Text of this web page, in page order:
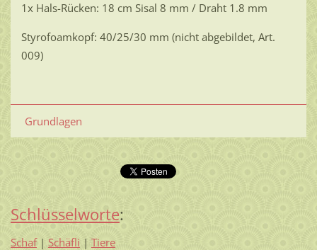
1x Hals-Rücken: 18 cm Sisal 8 mm / Draht 1.8 mm
Styrofoamkopf: 40/25/30 mm (nicht abgebildet, Art.
009)
Grundlagen
Schlüsselworte:
Schaf | Schäfli | Tiere